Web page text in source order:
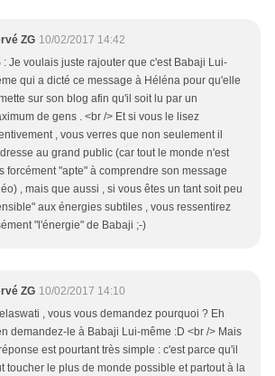
ZG 10/02/2017 14:42
: Je voulais juste rajouter que c'est Babaji Lui-
qui a dicté ce message à Héléna pour qu'elle
sur son blog afin qu'il soit lu par un
de gens . <br /> Et si vous le lisez
, vous verres que non seulement il
au grand public (car tout le monde n'est
forcément "apte" à comprendre son message
, mais que aussi , si vous êtes un tant soit peu
aux énergies subtiles , vous ressentirez
"l'énergie" de Babaji ;-)
ZG 10/02/2017 14:10
, vous vous demandez pourquoi ? Eh
demandez-le à Babaji Lui-même :D <br /> Mais
est pourtant très simple : c'est parce qu'il
toucher le plus de monde possible et partout à la